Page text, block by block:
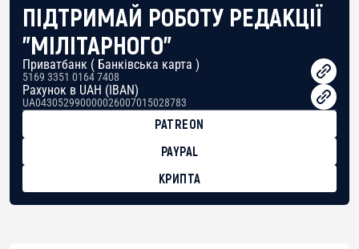
ПІДТРИМАЙ РОБОТУ РЕДАКЦІЇ
"МІЛІТАРНОГО"
Приватбанк ( Банківська карта )
5169 3351 0164 7408
Рахунок в UAH (IBAN)
UA043052990000026007015028783
PATREON
PAYPAL
КРИПТА